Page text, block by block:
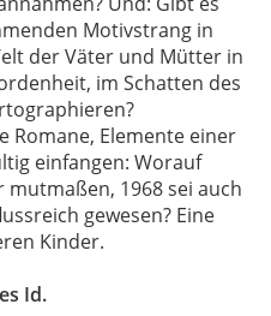
Motivstrang in
der Väter und Mütter in
im Schatten des
Romane, Elemente einer
einfangen: Worauf
1968 sei auch
gewesen? Eine
Kinder.
Id.